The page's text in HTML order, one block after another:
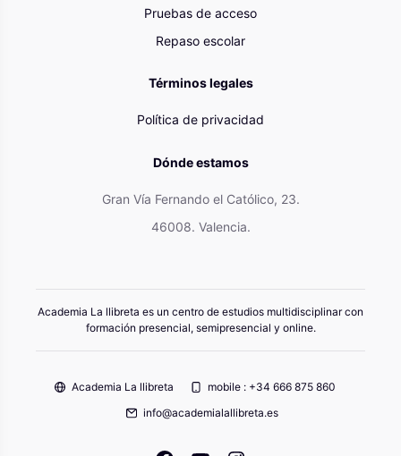
Pruebas de acceso
Repaso escolar
Términos legales
Política de privacidad
Dónde estamos
Gran Vía Fernando el Católico, 23.
46008. Valencia.
Academia La llibreta es un centro de estudios multidisciplinar con
formación presencial, semipresencial y online.
Academia La llibreta
mobile : +34 666 875 860
info@academialallibreta.es